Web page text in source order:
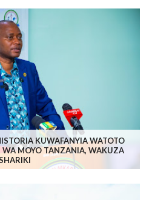
KUWAFANYIA WATOTO
MOYO TANZANIA, WAKUZA